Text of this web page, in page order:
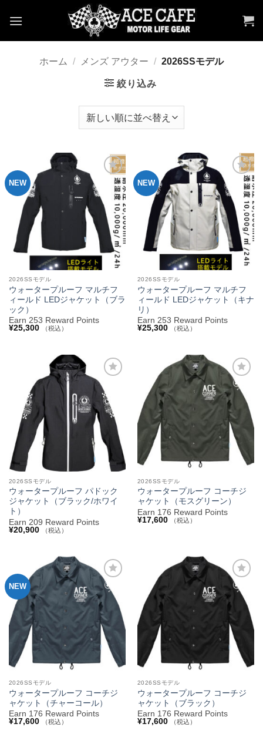
ホーム / メンズ アウター / 2026SSモデル
絞り込み
NEW
お気
に入
りへ
追加
2026SSモデル
ウォータープルーフ マルチフ
ィールド LEDジャケット（ブラ
ック）
Earn 253 Reward Points
¥25,300 （税込）
NEW
お気
に入
りへ
追加
2026SSモデル
ウォータープルーフ マルチフ
ィールド LEDジャケット（キナ
リ）
Earn 253 Reward Points
¥25,300 （税込）
りへ
追加
2026SSモデル
ウォータープルーフ パドック
ジャケット（ブラック/ホワイ
ト）
Earn 209 Reward Points
¥20,900 （税込）
お気
に入
りへ
追加
2026SSモデル
ウォータープルーフ コーチジ
ャケット（モスグリーン）
Earn 176 Reward Points
¥17,600 （税込）
NEW
お気
に入
りへ
追加
2026SSモデル
ウォータープルーフ コーチジ
ャケット（チャーコール）
Earn 176 Reward Points
¥17,600 （税込）
お気
に入
りへ
追加
2026SSモデル
ウォータープルーフ コーチジ
ャケット（ブラック）
Earn 176 Reward Points
¥17,600 （税込）